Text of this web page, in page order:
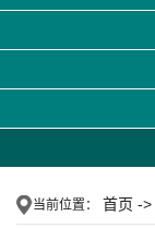
当前位置： 首页 ->